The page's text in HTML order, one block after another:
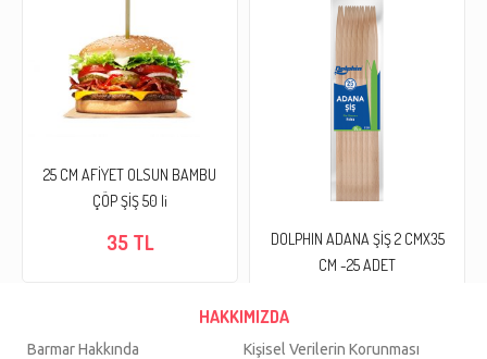
25 CM AFİYET OLSUN BAMBU
ÇÖP ŞİŞ 50 li
35 TL
DOLPHIN ADANA ŞİŞ 2 CMX35
CM -25 ADET
HAKKIMIZDA
Barmar Hakkında
Kişisel Verilerin Korunması